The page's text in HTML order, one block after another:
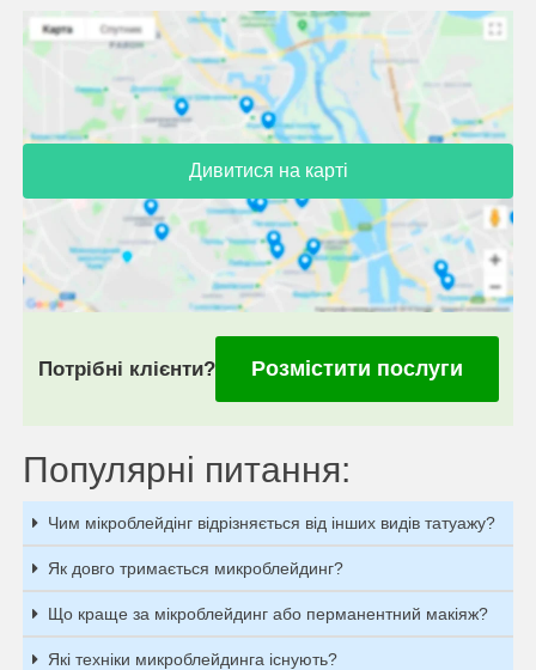
Дивитися на карті
Потрібні клієнти? Розмістити послуги
Популярні питання:
Чим мікроблейдінг відрізняється від інших видів татуажу?
Як довго тримається микроблейдинг?
Що краще за мікроблейдинг або перманентний макіяж?
Які техніки микроблейдинга існують?